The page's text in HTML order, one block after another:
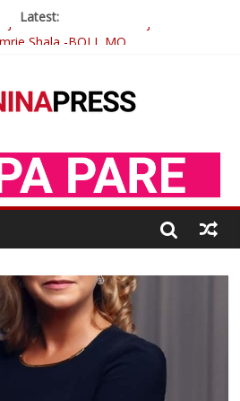
Latest:
Shala -BOLL MO
nderohet me mirenjohje nga
në Fushë Kosovë
e mirëfilltë Mimoza Gjoni